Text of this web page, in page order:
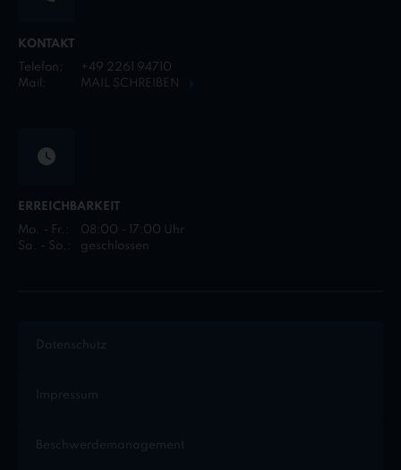
KONTAKT
Telefon:
+49 2261 94710
Mail:
MAIL SCHREIBEN
ERREICHBARKEIT
Mo. - Fr.:
08:00 - 17:00 Uhr
Sa. - So.:
geschlossen
Datenschutz
Impressum
Beschwerdemanagement